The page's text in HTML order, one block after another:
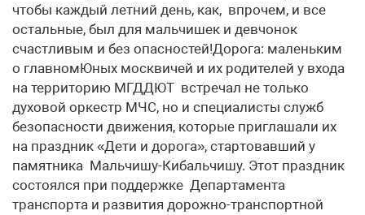
чтобы каждый летний день, как, впрочем, и все
остальные, был для мальчишек и девчонок
счастливым и без опасностей!Дорога: маленьким
о главномЮных москвичей и их родителей у входа
на территорию МГДДЮТ встречал не только
духовой оркестр МЧС, но и специалисты служб
безопасности движения, которые приглашали их
на праздник «Дети и дорога», стартовавший у
памятника Мальчишу-Кибальчишу. Этот праздник
состоялся при поддержке Департамента
транспорта и развития дорожно-транспортной